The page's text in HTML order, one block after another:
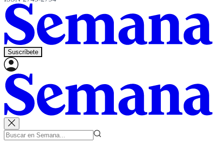
Suscríbete